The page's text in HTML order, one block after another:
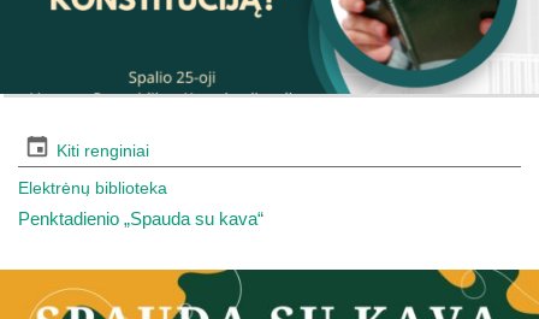
Kiti renginiai
Elektrėnų biblioteka
Penktadienio „Spauda su kava“